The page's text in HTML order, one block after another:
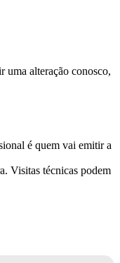
uma alteração conosco,
é quem vai emitir a
Visitas técnicas podem